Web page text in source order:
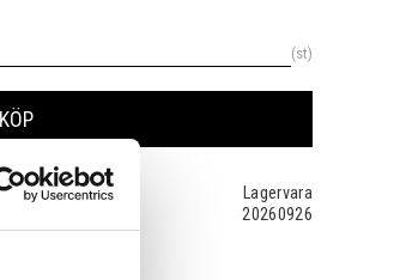
st
KÖP
Lagervara
20260926